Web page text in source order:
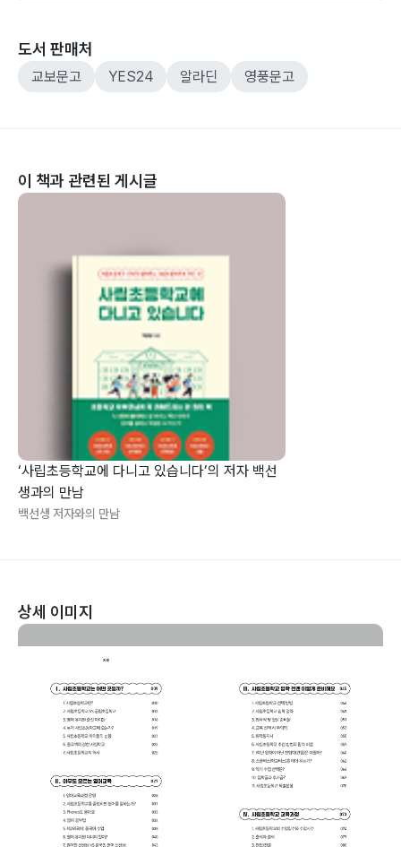
도서 판매처
교보문고 YES24 알라딘 영풍문고
이 책과 관련된 게시글
‘사립초등학교에 다니고 있습니다’의 저자 백선
생과의 만남
백선생 저자와의 만남
상세 이미지